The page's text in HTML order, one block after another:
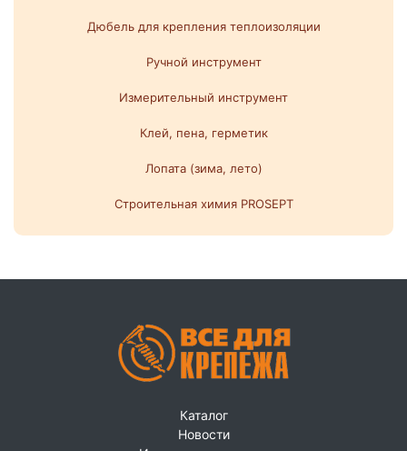
Дюбель для крепления теплоизоляции
Ручной инструмент
Измерительный инструмент
Клей, пена, герметик
Лопата (зима, лето)
Строительная химия PROSEPT
Каталог
Новости